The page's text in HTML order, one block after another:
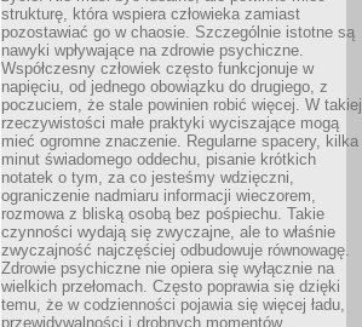
strukturę, która wspiera człowieka zamiast
pozostawiać go w chaosie. Szczególnie istotne są
nawyki wpływające na zdrowie psychiczne.
Współczesny człowiek często funkcjonuje w
napięciu, od jednego obowiązku do drugiego, z
poczuciem, że stale powinien robić więcej. W takiej
rzeczywistości małe praktyki wyciszające mogą
mieć ogromne znaczenie. Regularne spacery, kilka
minut świadomego oddechu, pisanie krótkich
notatek o tym, za co jesteśmy wdzięczni,
ograniczenie nadmiaru informacji wieczorem,
rozmowa z bliską osobą bez pośpiechu. Takie
czynności wydają się zwyczajne, ale to właśnie
zwyczajność najczęściej odbudowuje równowagę.
Zdrowie psychiczne nie opiera się wyłącznie na
wielkich przełomach. Często poprawia się dzięki
temu, że w codzienności pojawia się więcej ładu,
przewidywalności i drobnych momentów